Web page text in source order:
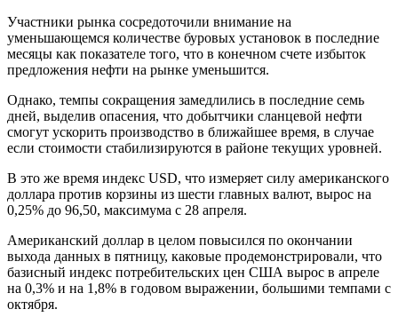
Участники рынка сосредоточили внимание на
уменьшающемся количестве буровых установок в последние
месяцы как показателе того, что в конечном счете избыток
предложения нефти на рынке уменьшится.
Однако, темпы сокращения замедлились в последние семь
дней, выделив опасения, что добытчики сланцевой нефти
смогут ускорить производство в ближайшее время, в случае
если стоимости стабилизируются в районе текущих уровней.
В это же время индекс USD, что измеряет силу американского
доллара против корзины из шести главных валют, вырос на
0,25% до 96,50, максимума с 28 апреля.
Американский доллар в целом повысился по окончании
выхода данных в пятницу, каковые продемонстрировали, что
базисный индекс потребительских цен США вырос в апреле
на 0,3% и на 1,8% в годовом выражении, большими темпами с
октября.